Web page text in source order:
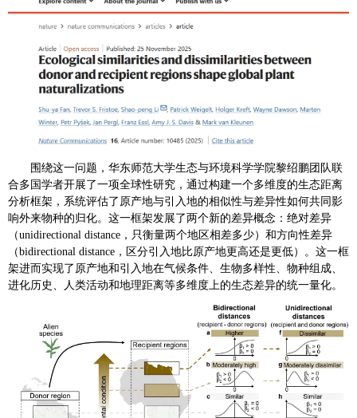
围绕这一问题，华东师范大学生态与环境科学学院黎绍鹏团队联
合多国学者开展了一项全球性研究，通过构建一个多维度的生态距离
分析框架，系统评估了原产地与引入地的相似性与差异性如何共同影
响外来物种的归化。这一框架发展了两个新的差异概念：绝对差异
（unidirectional distance，只衡量两个地区相差多少）和方向性差异
（bidirectional distance，区分引入地比原产地更高还是更低）。这一框
架进而实现了原产地和引入地在气候条件、生物多样性、物种组成、
进化历史、人类活动和地理距离等多维度上的生态差异的统一量化。